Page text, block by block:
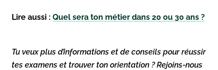
Lire aussi : Quel sera ton métier dans 20 ou 30 ans ?
Tu veux plus d’informations et de conseils pour réussir
tes examens et trouver ton orientation ? Rejoins-nous